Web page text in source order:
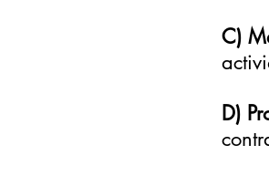
C)
D)